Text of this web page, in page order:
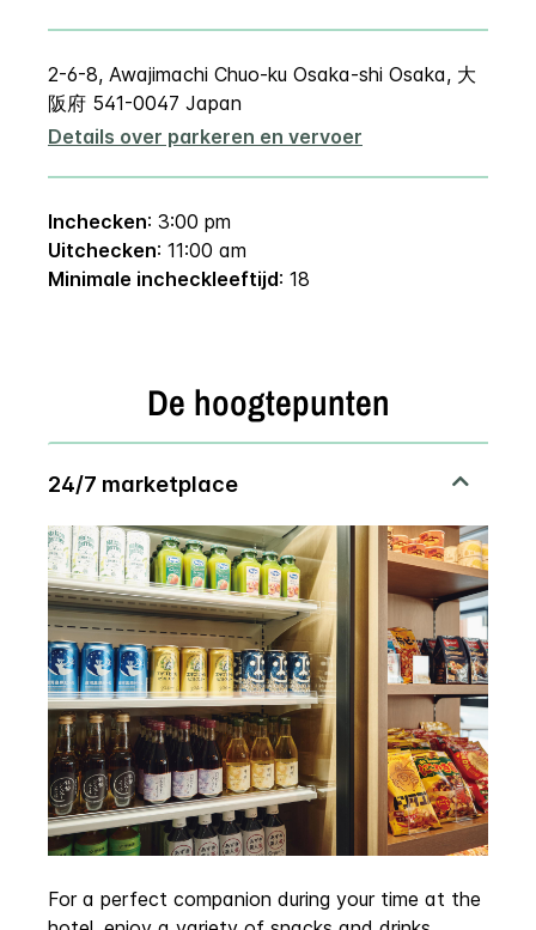
2-6-8, Awajimachi Chuo-ku Osaka-shi Osaka, 大
阪府 541-0047 Japan
Details over parkeren en vervoer
Inchecken: 3:00 pm
Uitchecken: 11:00 am
Minimale incheckleeftijd: 18
De hoogtepunten
For a perfect companion during your time at the